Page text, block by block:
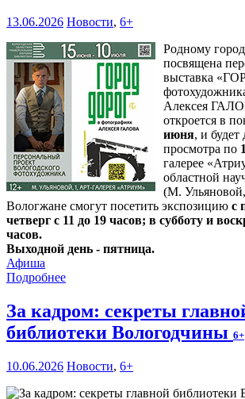
13.06.2026 Новости, 6+
Родному
посвящена
выставка
Алексея
откроется в
июня, и будет
просмотра по
галерее
областной
(М.
Вологжане смогут посетить экспозицию с
четверг с 11 до 19 часов; в субботу и
часов.
Выходной день - пятница.
Афиша
Подробнее
За кадром: секреты
библиотеки Вологодчины 6+
10.06.2026 Новости, 6+